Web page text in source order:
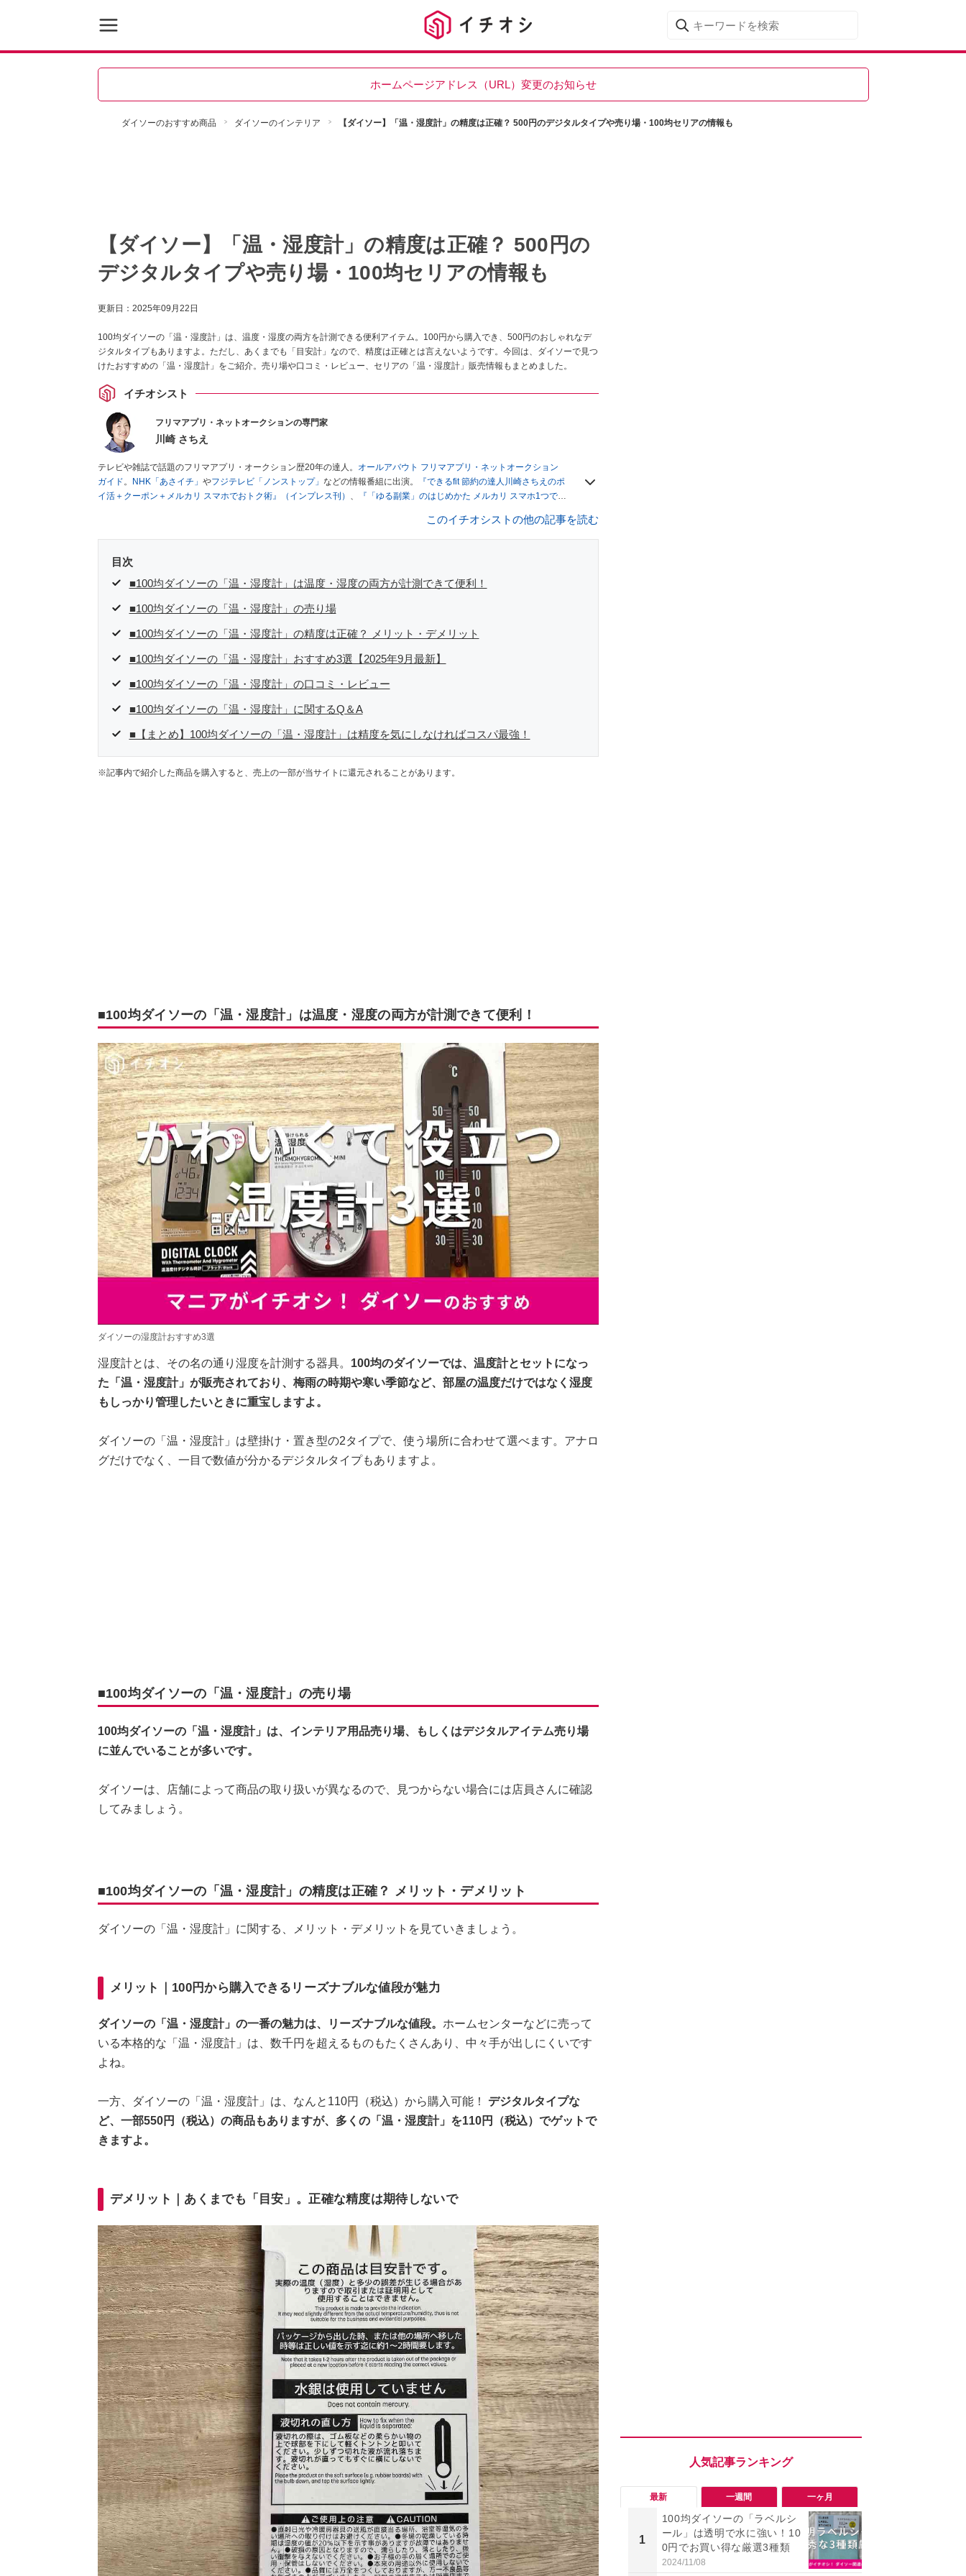
ホームページアドレス（URL）変更のお知らせ
ダイソーのおすすめ商品 ダイソーのインテリア 【ダイソー】「温・湿度計」の精度は正確？ 500円のデジタルタイプや売り場・100均セリアの情報も
【ダイソー】「温・湿度計」の精度は正確？ 500円の
デジタルタイプや売り場・100均セリアの情報も
更新日： 2025年09月22日
100均ダイソーの「温・湿度計」は、温度・湿度の両方を計測できる便利アイテム。100円から購入でき、500円のおしゃれなデ
ジタルタイプもありますよ。ただし、あくまでも「目安計」なので、精度は正確とは言えないようです。今回は、ダイソーで見つ
けたおすすめの「温・湿度計」をご紹介。売り場や口コミ・レビュー、セリアの「温・湿度計」販売情報もまとめました。
イチオシスト
フリマアプリ・ネットオークションの専門家
川崎 さちえ
テレビや雑誌で話題のフリマアプリ・オークション歴20年の達人。
オールアバウト フリマアプリ・ネットオークション
ガイド。 NHK「あさイチ」 やフジテレビ「ノンストップ」 などの情報番組に出演。
『できるfit 節約の達人川崎さちえのポ
イ活＋クーポン＋メルカリ スマホでおトク術』（インプレス刊） 、
『「ゆる副業」のはじめかた メルカリ スマホ1つでス
■経歴：2003年、夫が子育てをするために、突然会社を辞める。翌月からの給料が０円になり、家にいながら、しかも空
いた時間でできるオークションに目をつける。しかし、取引の仕方がわからずに、まずは落札者として参加。その後、出
を生活の一部に取り入れるべく、「ネットオークションやフリマアプリは生活のインフラになる」という考えを持つ。ま
た消費税増税の社会においては、ネットオークションやフリマアプリが家計の救世主になりえると考え、業者とは違う視
このイチオシストの他の記事を読む
目次
■100均ダイソーの「温・湿度計」は温度・湿度の両方が計測できて便利！
■100均ダイソーの「温・湿度計」の売り場
■100均ダイソーの「温・湿度計」の精度は正確？ メリット・デメリット
■100均ダイソーの「温・湿度計」おすすめ3選【2025年9月最新】
■100均ダイソーの「温・湿度計」の口コミ・レビュー
■100均ダイソーの「温・湿度計」に関するQ＆A
■【まとめ】100均ダイソーの「温・湿度計」は精度を気にしなければコスパ最強！
※記事内で紹介した商品を購入すると、売上の一部が当サイトに還元されることがあります。
■100均ダイソーの「温・湿度計」は温度・湿度の両方が計測できて便利！
ダイソーの湿度計おすすめ3選
湿度計とは、その名の通り湿度を計測する器具。 100均のダイソーでは、温度計とセットになっ
た「温・湿度計」が販売されており、梅雨の時期や寒い季節など、部屋の温度だけではなく湿度
もしっかり管理したいときに重宝しますよ。
ダイソーの「温・湿度計」は壁掛け・置き型の2タイプで、使う場所に合わせて選べます。アナロ
グだけでなく、一目で数値が分かるデジタルタイプもありますよ。
■100均ダイソーの「温・湿度計」の売り場
100均ダイソーの「温・湿度計」は、インテリア用品売り場、もしくはデジタルアイテム売り場
に並んでいることが多いです。
ダイソーは、店舗によって商品の取り扱いが異なるので、見つからない場合には店員さんに確認
してみましょう。
■100均ダイソーの「温・湿度計」の精度は正確？ メリット・デメリット
ダイソーの「温・湿度計」に関する、メリット・デメリットを見ていきましょう。
メリット｜100円から購入できるリーズナブルな値段が魅力
ダイソーの「温・湿度計」の一番の魅力は、リーズナブルな値段。 ホームセンターなどに売って
いる本格的な「温・湿度計」は、数千円を超えるものもたくさんあり、中々手が出しにくいです
よね。
一方、ダイソーの「温・湿度計」は、なんと110円（税込）から購入可能！ デジタルタイプな
ど、一部550円（税込）の商品もありますが、多くの「温・湿度計」を110円（税込）でゲットで
きますよ。
デメリット｜あくまでも「目安」。正確な精度は期待しないで
最新 一週間 一ヶ月
1
100均ダイソーの「ラベルシ
ール」は透明で水に強い！10
0円でお買い得な厳選3種類
2024/11/08